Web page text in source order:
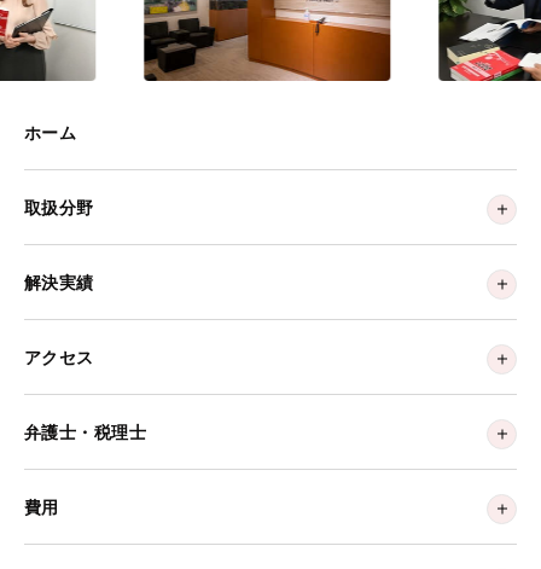
ホーム
取扱分野
解決実績
アクセス
弁護士・税理士
費用